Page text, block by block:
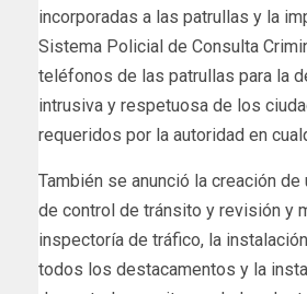
incorporadas a las patrullas y la
Sistema Policial de Consulta
teléfonos de las patrullas para la
intrusiva y respetuosa de los
requeridos por la autoridad en
También se anunció la creación de
de control de tránsito y revisión y
inspectoría de tráfico, la
todos los destacamentos y la